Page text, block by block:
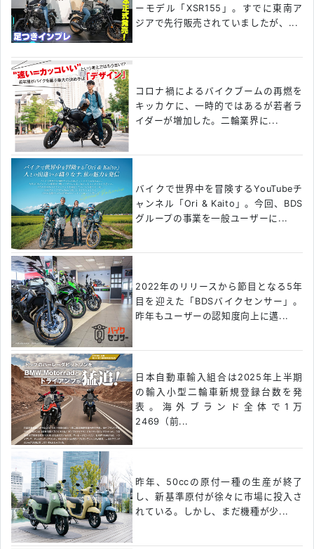
ーモデル「XSR155」。すでに東南ア
ジアで先行販売されていましたが、...
コロナ禍によるバイクブームの再燃を
キッカケに、一時的ではあるが若者ラ
イダーが増加した。二輪業界に...
バイクで世界中を冒険するYouTubeチ
ャンネル「Ori & Kaito」。今回、BDS
グループの事業を一般ユーザーに...
2022年のリリースから節目となる5年
目を迎えた「BDSバイクセンサー」。
昨年もユーザーの認知度向上に邁...
日本自動車輸入組合は2025年上半期
の輸入小型二輪車新規登録台数を発
表。海外ブランド全体で1万
2469（前...
昨年、50ccの原付一種の生産が終了
し、新基準原付が徐々に市場に投入さ
れている。しかし、まだ機種が少...